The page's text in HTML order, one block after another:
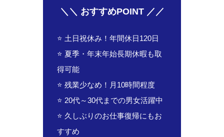
＼＼ おすすめPOINT ／／
⭐ 土日祝休み！年間休日120日
⭐ 夏季・年末年始長期休暇も取
得可能
⭐ 残業少なめ！月10時間程度
⭐ 20代～30代までの男女活躍中
⭐ 久しぶりのお仕事復帰にもお
すすめ